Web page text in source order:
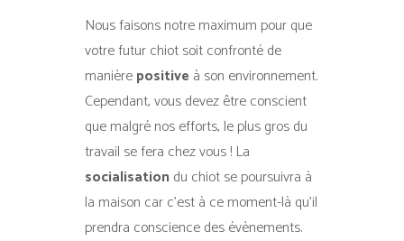
Nous faisons notre maximum pour que
votre futur chiot soit confronté de
manièrepositive à son environnement.
Cependant, vous devez être conscient
que malgré nos efforts, le plus gros du
travail se fera chez vous ! La
socialisation du chiot se poursuivra à
la maison car c’est à ce moment-là qu’il
prendra conscience des évènements.